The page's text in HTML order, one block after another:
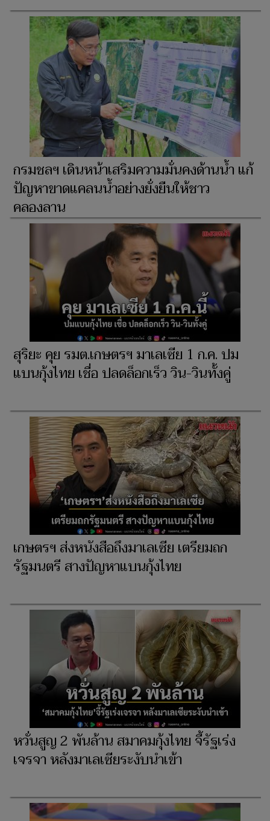
กรมชลฯ เดินหน้าเสริมความมั่นคงด้านน้ำ แก้
ปัญหาขาดแคลนน้ำอย่างยั่งยืนให้ชาว
คลองลาน
สุริยะ คุย รมต.เกษตรฯ มาเลเซีย 1 ก.ค. ปม
แบนกุ้งไทย เชื่อ ปลดล็อกเร็ว วิน-วินทั้งคู่
เกษตรฯ ส่งหนังสือถึงมาเลเซีย เตรียมถก
รัฐมนตรี สางปัญหาแบนกุ้งไทย
หวั่นสูญ 2 พันล้าน สมาคมกุ้งไทย จี้รัฐเร่ง
เจรจา หลังมาเลเซียระงับนำเข้า